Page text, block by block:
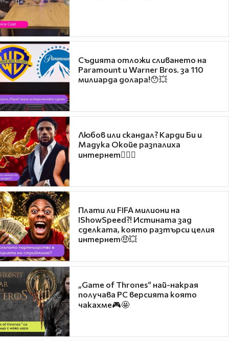
Съдията отложи сливането на
Paramount и Warner Bros. за 110
милиарда долара!😯💥
Любов или скандал? Карди Би и
Мадука Окойе разпалиха
интернет❤️‍🔥🔥
Плати ли FIFA милиони на
IShowSpeed?! Истината зад
сделката, която разтърси целия
интернет🤑💥
„Game of Thrones“ най-накрая
получава PC версията която
чакахме🎮🤩